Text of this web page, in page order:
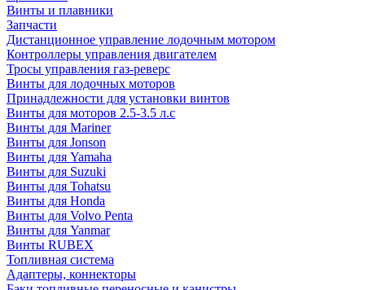
Винты и плавники
Запчасти
Дистанционное управление лодочным мотором
Контроллеры управления двигателем
Тросы управления газ-реверс
Винты для лодочных моторов
Принадлежности для установки винтов
Винты для моторов 2.5-3.5 л.с
Винты для Mariner
Винты для Jonson
Винты для Yamaha
Винты для Suzuki
Винты для Tohatsu
Винты для Honda
Винты для Volvo Penta
Винты для Yanmar
Винты RUBEX
Топливная система
Адаптеры, коннекторы